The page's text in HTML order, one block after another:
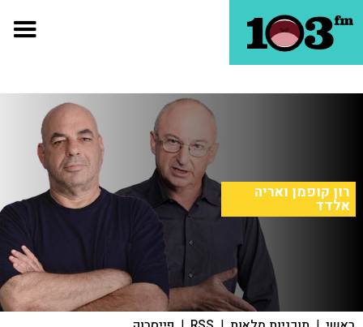
רון קופמן ואריה
אלדד